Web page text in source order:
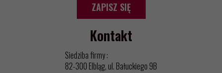
ZAPISZ SIĘ
Kontakt
Siedziba firmy :
82-300 Elbląg, ul. Bałuckiego 9B